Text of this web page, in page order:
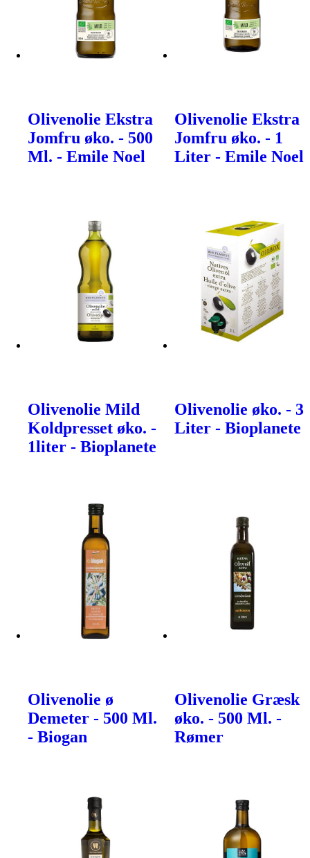
Olivenolie Ekstra
Jomfru øko. - 500
Ml. - Emile Noel
Olivenolie Ekstra
Jomfru øko. - 1
Liter - Emile Noel
Olivenolie Mild
Koldpresset øko. -
1liter - Bioplanete
Olivenolie øko. - 3
Liter - Bioplanete
Olivenolie ø
Demeter - 500 Ml.
- Biogan
Olivenolie Græsk
øko. - 500 Ml. -
Rømer